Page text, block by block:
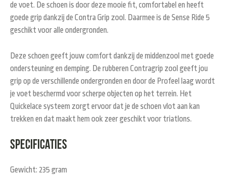
de voet. De schoen is door deze mooie fit, comfortabel en heeft
goede grip dankzij de Contra Grip zool. Daarmee is de Sense Ride 5
geschikt voor alle ondergronden.
Deze schoen geeft jouw comfort dankzij de middenzool met goede
ondersteuning en demping. De rubberen Contragrip zool geeft jou
grip op de verschillende ondergronden en door de Profeel laag wordt
je voet beschermd voor scherpe objecten op het terrein. Het
Quickelace systeem zorgt ervoor dat je de schoen vlot aan kan
trekken en dat maakt hem ook zeer geschikt voor triatlons.
Specificaties
Gewicht: 235 gram